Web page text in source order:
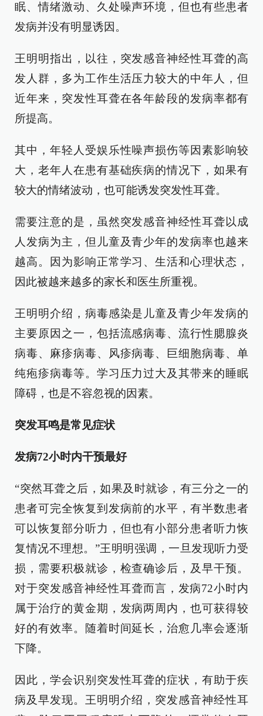
眠、情绪激动、久处噪声环境，但也有些患者
发病并没有明显诱因。
王明明指出，以往，突发感音神经性耳聋的高
发人群，多为工作生活压力较大的中年人，但
近年来，突发性耳聋在各年龄段的发病率都有
所提高。
其中，年轻人受娱乐性噪声损伤等因素影响较
大，老年人在患有基础疾病的情况下，如果有
较大的情绪波动，也可能诱发突发性耳聋。
需要注意的是，虽然突发感音神经性耳聋以成
人发病为主，但儿童及青少年的发病率也越来
越高。因为影响正常学习、生活和心理状态，
因此被越来越多的家长和医生所重视。
王明明介绍，病毒感染是儿童及青少年发病的
主要原因之一，包括流感病毒、流行性腮腺炎
病毒、麻疹病毒、风疹病毒、巨细胞病毒、单
纯疱疹病毒等。学习压力过大及其带来的睡眠
障碍，也是不容忽视的因素。
突发耳鸣是常见症状
发病72小时内干预最好
“突然耳聋之后，如果及时就诊，有三分之一的
患者可完全恢复到发病前的水平，有半数患者
可以恢复部分听力，但也有小部分患者听力恢
复情况不理想。”王明明强调，一旦发现听力受
损，需要积极就诊，检查确诊后，及早干预。
对于突发感音神经性耳聋而言，发病72小时内
属于治疗的黄金期，发病两周内，也可获得较
好的有效率。随着时间延长，治愈几率会逐渐
下降。
因此，学会识别突发性耳聋的症状，有助于疾
病及早发现。王明明介绍，突发感音神经性耳